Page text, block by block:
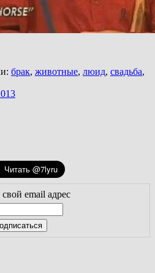
брак, животные, люид, свадьба,
email адрес